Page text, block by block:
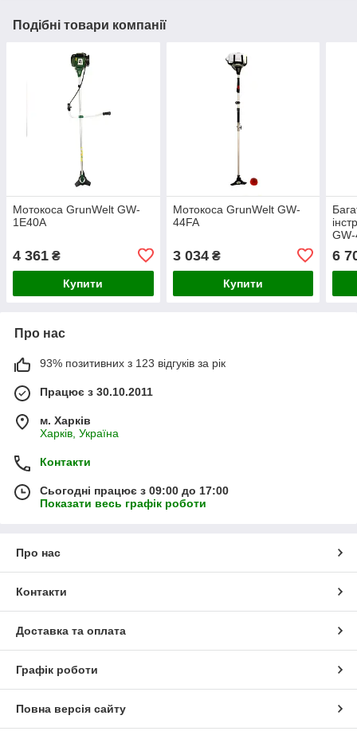
Подібні товари компанії
Мотокоса GrunWelt GW-
1E40A
4 361 ₴
Купити
Мотокоса GrunWelt GW-
44FA
3 034₴
Купити
6
Про нас
93% позитивних з 123 відгуків за рік
Працює з 30.10.2011
м. Харків
Харків, Україна
Контакти
Сьогодні працює з 09:00 до 17:00
Показати весь графік роботи
Про нас
Контакти
Доставка та оплата
Графік роботи
Повна версія сайту